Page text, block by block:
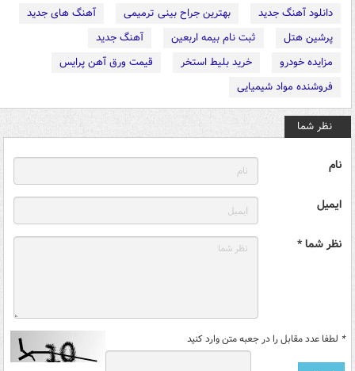
دانلود آهنگ جدید بهترین جراح بینی ترمیمی
آهنگ های جدید
پرشین هتل
ثبت نام بیمه اربعین
آهنگ جدید
مزایده خودرو
خرید بلیط استخر
قیمت ورق آهن پرایس
فروشنده مواد شیمیایی
نظر شما
نام
ایمیل
نظر شما *
* لطفا عدد مقابل را در جعبه متن وارد کنید